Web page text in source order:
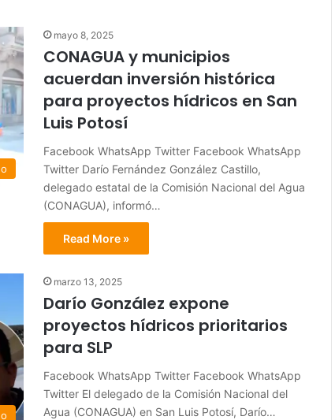
mayo 8, 2025
CONAGUA y municipios
acuerdan inversión histórica
para proyectos hídricos en San
Luis Potosí
Facebook WhatsApp Twitter Facebook WhatsApp
Twitter Darío Fernández González Castillo,
delegado estatal de la Comisión Nacional del Agua
(CONAGUA), informó…
Read More »
marzo 13, 2025
Darío González expone
proyectos hídricos prioritarios
para SLP
Facebook WhatsApp Twitter Facebook WhatsApp
Twitter El delegado de la Comisión Nacional del
Agua (CONAGUA) en San Luis Potosí, Darío…